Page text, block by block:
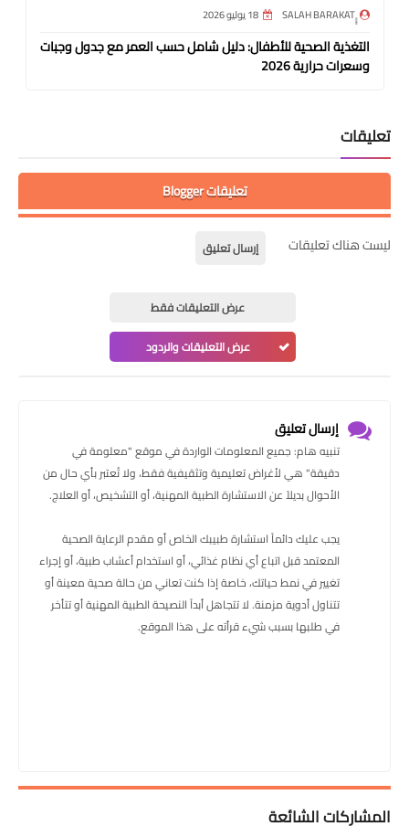
ٍٍٍٍِSALAH BARAKAT 18 يوليو 2026
التغذية الصحية للأطفال: دليل شامل حسب العمر مع جدول وجبات
وسعرات حرارية 2026
تعليقات
تعليقات Blogger
ليست هناك تعليقات إرسال تعليق
عرض التعليقات فقط
عرض التعليقات والردود
إرسال تعليق
تنبيه هام: جميع المعلومات الواردة في موقع "معلومة في
دقيقة" هي لأغراض تعليمية وتثقيفية فقط، ولا تُعتبر بأي حال من
الأحوال بديلاً عن الاستشارة الطبية المهنية، أو التشخيص، أو العلاج.
يجب عليك دائماً استشارة طبيبك الخاص أو مقدم الرعاية الصحية
المعتمد قبل اتباع أي نظام غذائي، أو استخدام أعشاب طبية، أو إجراء
تغيير في نمط حياتك، خاصة إذا كنت تعاني من حالة صحية معينة أو
تتناول أدوية مزمنة. لا تتجاهل أبداً النصيحة الطبية المهنية أو تتأخر
في طلبها بسبب شيء قرأته على هذا الموقع.
المشاركات الشائعة